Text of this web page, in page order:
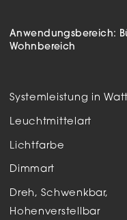
LED
Anwendungsbereich:
Wohnbereich
Systemleistung in Watt
Leuchtmittelart
Lichtfarbe
Dimmart
Dreh, Schwenkbar,
Hohenverstellbar